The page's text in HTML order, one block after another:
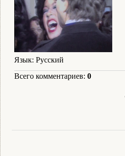
Язык: Русский
Всего комментариев: 0